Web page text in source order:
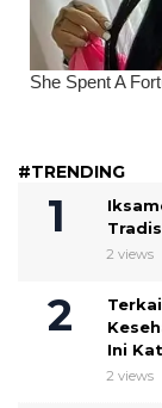
#TRENDING
2 views
Ini
2 views